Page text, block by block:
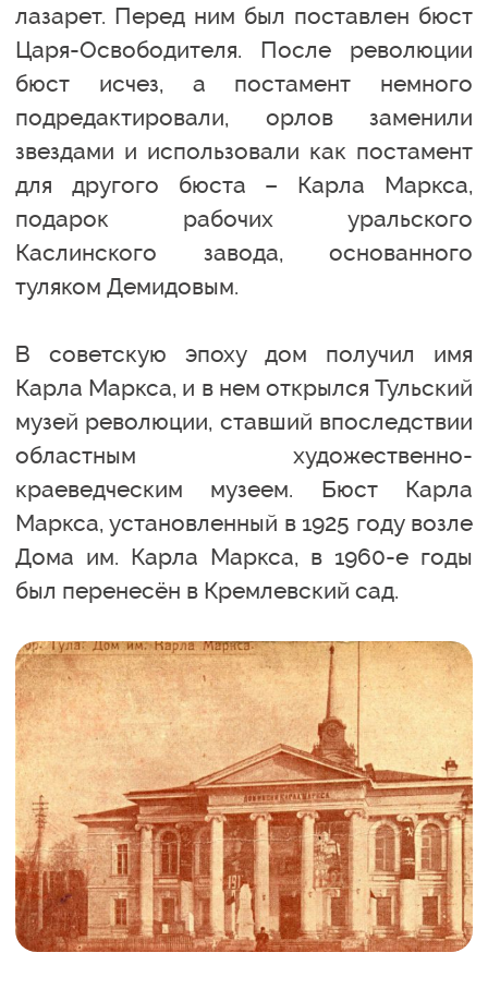
лазарет. Перед ним был поставлен бюст
Царя-Освободителя. После революции
бюст исчез, а постамент немного
подредактировали, орлов заменили
звездами и использовали как постамент
для другого бюста – Карла Маркса,
подарок рабочих уральского
Каслинского завода, основанного
туляком Демидовым.
В советскую эпоху дом получил имя
Карла Маркса, и в нем открылся Тульский
музей революции, ставший впоследствии
областным художественно-
краеведческим музеем. Бюст Карла
Маркса, установленный в 1925 году возле
Дома им. Карла Маркса, в 1960-е годы
был перенесён в Кремлевский сад.